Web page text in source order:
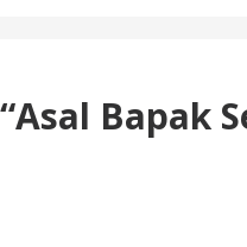
Bapak